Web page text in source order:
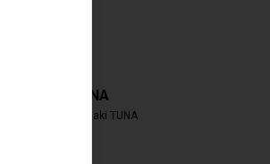
Hosomaki TUNA
8 cortes de Hosomaki TUNA